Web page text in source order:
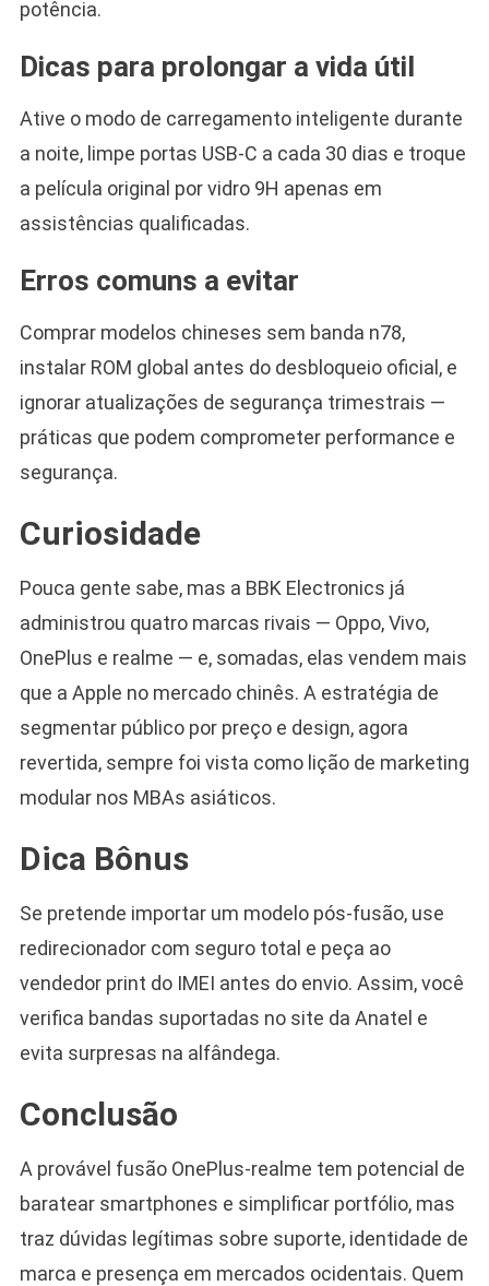
potência.
Dicas para prolongar a vida útil
Ative o modo de carregamento inteligente durante
a noite, limpe portas USB-C a cada 30 dias e troque
a película original por vidro 9H apenas em
assistências qualificadas.
Erros comuns a evitar
Comprar modelos chineses sem banda n78,
instalar ROM global antes do desbloqueio oficial, e
ignorar atualizações de segurança trimestrais —
práticas que podem comprometer performance e
segurança.
Curiosidade
Pouca gente sabe, mas a BBK Electronics já
administrou quatro marcas rivais — Oppo, Vivo,
OnePlus e realme — e, somadas, elas vendem mais
que a Apple no mercado chinês. A estratégia de
segmentar público por preço e design, agora
revertida, sempre foi vista como lição de marketing
modular nos MBAs asiáticos.
Dica Bônus
Se pretende importar um modelo pós-fusão, use
redirecionador com seguro total e peça ao
vendedor print do IMEI antes do envio. Assim, você
verifica bandas suportadas no site da Anatel e
evita surpresas na alfândega.
Conclusão
A provável fusão OnePlus-realme tem potencial de
baratear smartphones e simplificar portfólio, mas
traz dúvidas legítimas sobre suporte, identidade de
marca e presença em mercados ocidentais. Quem